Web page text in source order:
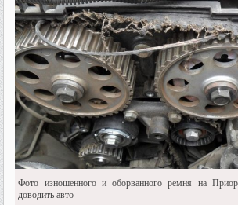
Фото изношенного и оборванного ремня на
доводить авто